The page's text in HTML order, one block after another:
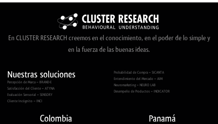
En CLUSTER RESEARCH creemos en el conocimiento, en el poder de lo simple y
en la fuerza de las buenas ideas.
Nuestras soluciones
Percepción de Marca – BRAND-E
Satisfacción del Cliente – ATYNA
Evaluación Sensorial – SENSORY
Cliente Incógnito – INCI
Probabilidad de Compra – SICANTA
Entendimiento del Mercado – AIM
Neuromarketing – NEURO LAB
Desempeño de Productos – INDICATOR
Colombia Panamá